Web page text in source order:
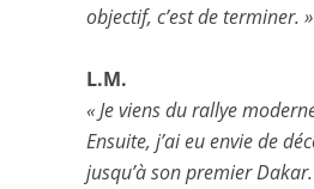
objectif, c’est de terminer. »
L.M.
« Je viens du rallye
Ensuite, j’ai eu envie de
jusqu’à son premier